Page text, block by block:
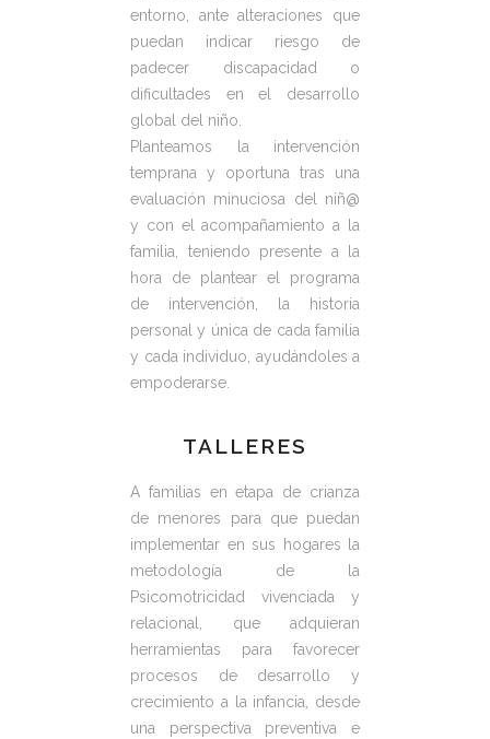
entorno, ante alteraciones que
puedan indicar riesgo de
padecer discapacidad o
dificultades en el desarrollo
global del niño.
Planteamos la intervención
temprana y oportuna tras una
evaluación minuciosa del niñ@
y con el acompañamiento a la
familia, teniendo presente a la
hora de plantear el programa
de intervención, la historia
personal y única de cada familia
y cada individuo, ayudándoles a
empoderarse.
TALLERES
A familias en etapa de crianza
de menores para que puedan
implementar en sus hogares la
metodología de la
Psicomotricidad vivenciada y
relacional, que adquieran
herramientas para favorecer
procesos de desarrollo y
crecimiento a la infancia, desde
una perspectiva preventiva e